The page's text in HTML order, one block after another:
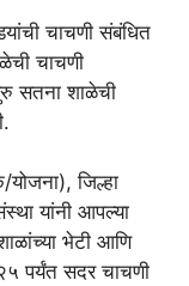
चाचणी संबंधित
चाचणी
सतना शाळेची
योजना), जिल्हा
यांनी आपल्या
भेटी आणि
पर्यंत सदर चाचणी